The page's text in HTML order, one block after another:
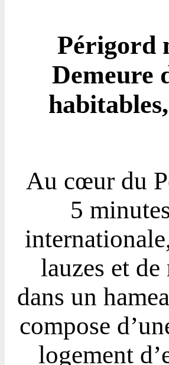
Périgord
Demeure
Au cœur du
5
lauzes et
dans un
compose
logement